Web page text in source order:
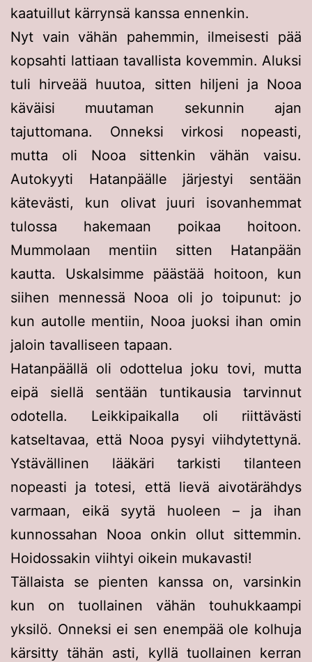
kaatuillut kärrynsä kanssa ennenkin.
Nyt vain vähän pahemmin, ilmeisesti pää
kopsahti lattiaan tavallista kovemmin. Aluksi
tuli hirveää huutoa, sitten hiljeni ja Nooa
käväisi muutaman sekunnin ajan
tajuttomana. Onneksi virkosi nopeasti,
mutta oli Nooa sittenkin vähän vaisu.
Autokyyti Hatanpäälle järjestyi sentään
kätevästi, kun olivat juuri isovanhemmat
tulossa hakemaan poikaa hoitoon.
Mummolaan mentiin sitten Hatanpään
kautta. Uskalsimme päästää hoitoon, kun
siihen mennessä Nooa oli jo toipunut: jo
kun autolle mentiin, Nooa juoksi ihan omin
jaloin tavalliseen tapaan.
Hatanpäällä oli odottelua joku tovi, mutta
eipä siellä sentään tuntikausia tarvinnut
odotella. Leikkipaikalla oli riittävästi
katseltavaa, että Nooa pysyi viihdytettynä.
Ystävällinen lääkäri tarkisti tilanteen
nopeasti ja totesi, että lievä aivotärähdys
varmaan, eikä syytä huoleen – ja ihan
kunnossahan Nooa onkin ollut sittemmin.
Hoidossakin viihtyi oikein mukavasti!
Tällaista se pienten kanssa on, varsinkin
kun on tuollainen vähän touhukkaampi
yksilö. Onneksi ei sen enempää ole kolhuja
kärsitty tähän asti, kyllä tuollainen kerran